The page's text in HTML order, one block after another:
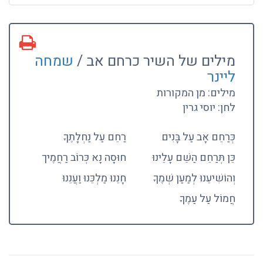
מילים של השיר כרחם אב / שמחה
ליינר
מילים: מן המקורות
לחן: יוסי גרין
כְּרַחֵם אָב עַל בָּנִים
כֵּן תְּרַחֵם הַשֵׁם עָלֵינוּ
וְהוֹשִׁיעֵנוּ לְמַעַן שְׁמֶךָ
חֲמוֹל עַל עַמֶךָ
רַחֵם עַל נַחְלָתֶךָ
חוּסָה נָא כְּרוֹב רַחֲמֶיך
חָנֵנוּ מַלְכֵּנוּ וַעֲנֵנוּ